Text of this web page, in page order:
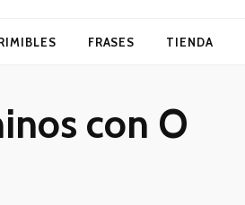
FRASES TIENDA
con O